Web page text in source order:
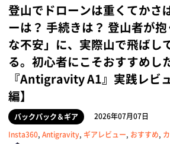
登山でドローンは重くてかさ
ーは？ 手続きは？ 登山者が
な不安」に、実際山で飛ばし
る。初心者にこそおすすめし
『Antigravity A1』実践レビ
編】
バックパック＆ギア
2026年07月07日
Insta360, Antigravity, ギアレビュー, おすすめ,